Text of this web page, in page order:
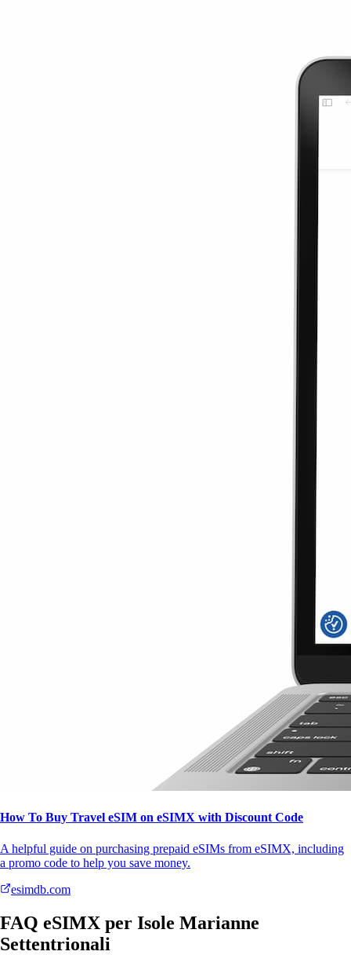
How To Buy Travel eSIM on eSIMX with Discount Code
A helpful guide on purchasing prepaid eSIMs from eSIMX, including
a promo code to help you save money.
esimdb.com
FAQ eSIMX per Isole Marianne
Settentrionali